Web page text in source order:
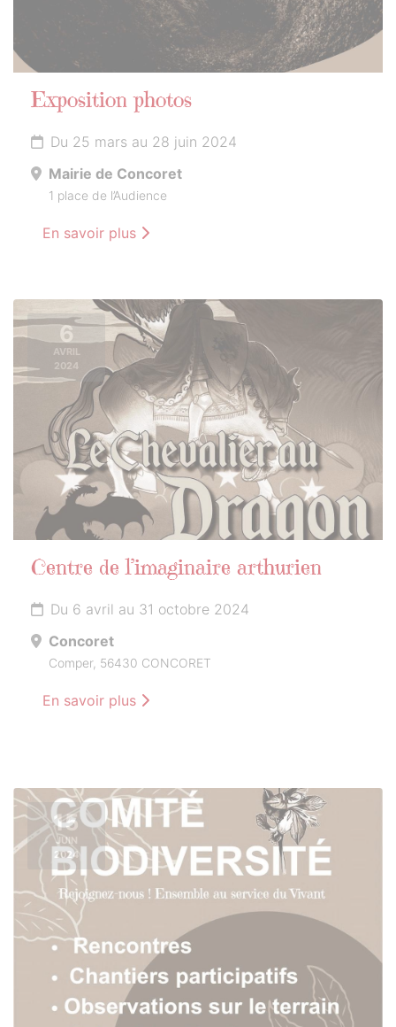
Exposition photos
Du 25 mars au 28 juin 2024
Mairie de Concoret
1 place de l’Audience
En savoir plus
6
AVRIL
2024
Centre de l’imaginaire arthurien
Du 6 avril au 31 octobre 2024
Concoret
Comper, 56430 CONCORET
En savoir plus
15
JUIN
2024